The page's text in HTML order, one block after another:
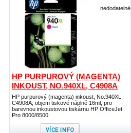
HP PURPUROVÝ (MAGENTA)
INKOUST, NO.940XL, C4908A
HP purpurový (magenta) inkoust, No.940XL,
C4908A, objem tiskové náplně 16ml, pro
barevnou inkoustovou tiskárnu HP OfficeJet
Pro 8000/8500
nedodatelné